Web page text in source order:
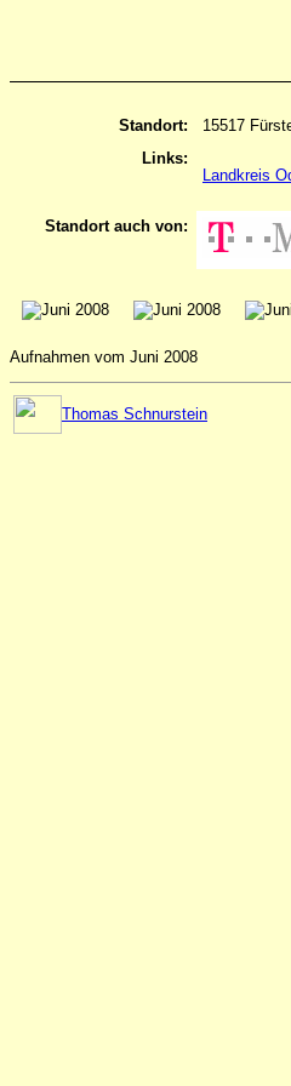
Standort:
15517
Links:
Landkreis
Standort auch von:
Aufnahmen vom Juni 2008
Thomas Schnurstein